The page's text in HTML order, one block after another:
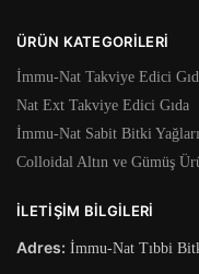
ÜRÜN KATEGORILERI
İmmu-Nat Takviye Edici
Nat Ext Takviye Edici Gıda
İmmu-Nat Sabit Bitki Yağları
Colloidal Altın ve Gümüş
İLETIŞIM BILGILERI
Adres: İmmu-Nat Tıbbi